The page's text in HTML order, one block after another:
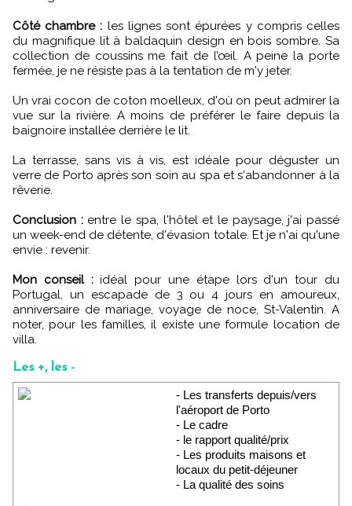
Côté chambre : les lignes sont épurées y compris celles
du magnifique lit à baldaquin design en bois sombre. Sa
collection de coussins me fait de l’œil. A peine la porte
fermée, je ne résiste pas à la tentation de m'y jeter.
Un vrai cocon de coton moelleux, d'où on peut admirer la
vue sur la rivière. A moins de préférer le faire depuis la
baignoire installée derrière le lit.
La terrasse, sans vis à vis, est idéale pour déguster un
verre de Porto après son soin au spa et s'abandonner à la
rêverie.
Conclusion :entre le spa, l'hôtel et le paysage, j'ai passé
un week-end de détente, d'évasion totale. Et je n'ai qu'une
envie : revenir.
Mon conseil :idéal pour une étape lors d'un tour du
Portugal, un escapade de 3 ou 4 jours en amoureux,
anniversaire de mariage, voyage de noce, St-Valentin. A
noter, pour les familles, il existe une formule location de
villa.
Les +, les -
- Les transferts depuis/vers
l'aéroport de Porto
- Le cadre
- le rapport qualité/prix
- Les produits maisons et
locaux du petit-déjeuner
- La qualité des soins